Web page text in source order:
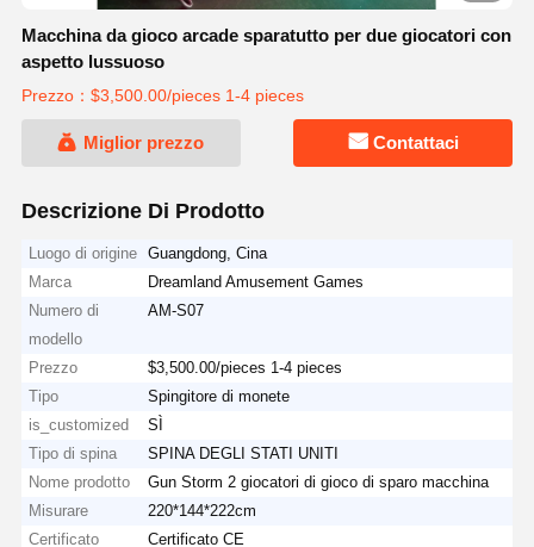
Macchina da gioco arcade sparatutto per due giocatori con
aspetto lussuoso
Prezzo：$3,500.00/pieces 1-4 pieces
Miglior prezzo Contattaci
Descrizione Di Prodotto
Luogo di origine
Guangdong, Cina
Marca
Dreamland Amusement Games
Numero di
modello
AM-S07
Prezzo
$3,500.00/pieces 1-4 pieces
Tipo
Spingitore di monete
is_customized
SÌ
Tipo di spina
SPINA DEGLI STATI UNITI
Nome prodotto
Gun Storm 2 giocatori di gioco di sparo macchina
Misurare
220*144*222cm
Certificato
Certificato CE